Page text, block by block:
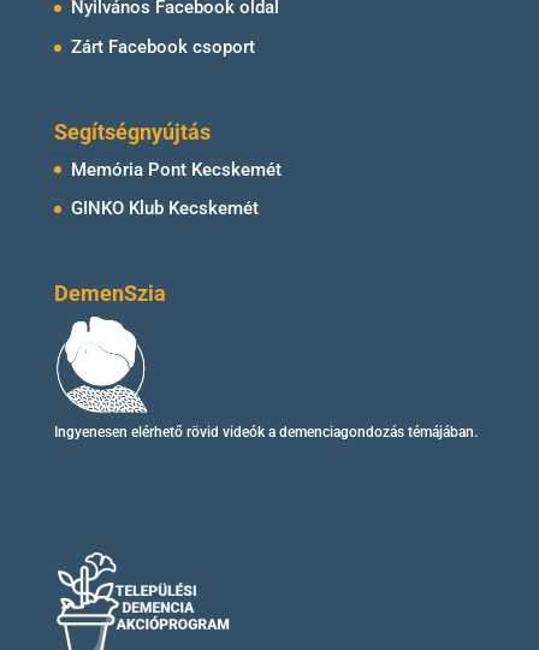
Nyilvános Facebook oldal
Zárt Facebook csoport
Segítségnyújtás
Memória Pont Kecskemét
GINKO Klub Kecskemét
DemenSzia
Ingyenesen elérhető rövid videóka demenciagondozás témájában.